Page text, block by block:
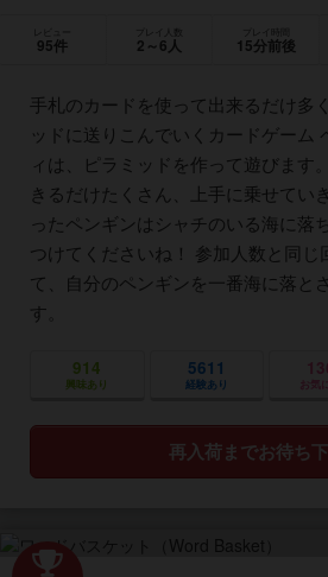
95件
プレイ人数
2～6人 15分前後
手札のカードを使って出来るだけ多
ッドに送りこんでいくカードゲーム
ィは、ピラミッドを作って遊びます
きるだけたくさん、上手に乗せてい
ったペンギンはシャチのいる海に落
つけてくださいね！ 参加人数と同じ
て、自分のペンギンを一番海に落と
す。
914
興味あり
5611
経験あり お気
再入荷までお待ち